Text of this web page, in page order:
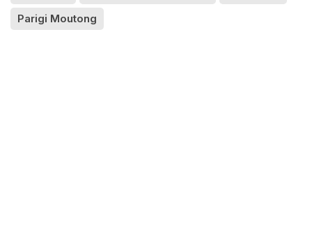
Parigi Moutong